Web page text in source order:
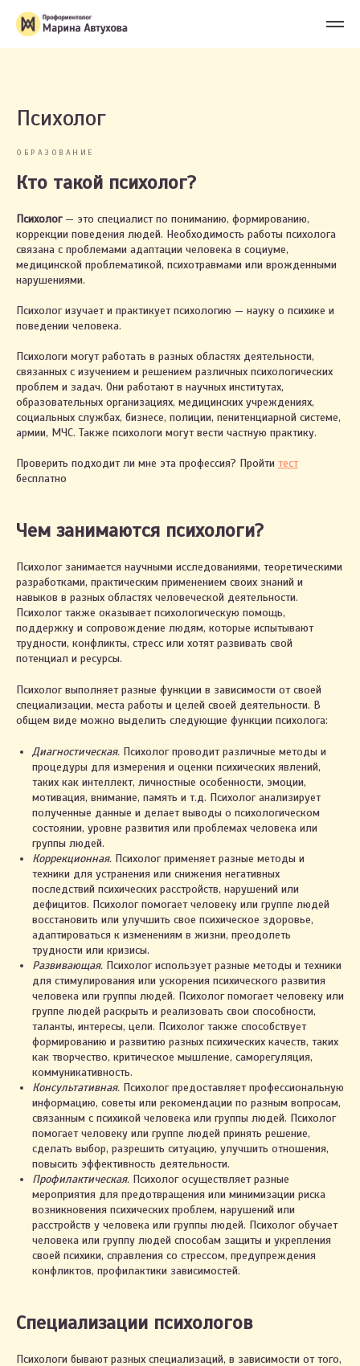
Психолог
ОБРАЗОВАНИЕ
Кто такой психолог?
Психолог— это специалист по пониманию, формированию,
коррекции поведения людей. Необходимость работы психолога
связана с проблемами адаптации человека в социуме,
медицинской проблематикой, психотравмами или врожденными
нарушениями.
Психолог изучает и практикует психологию — науку о психике и
поведении человека.
Психологи могут работать в разных областях деятельности,
связанных с изучением и решением различных психологических
проблем и задач. Они работают в научных институтах,
образовательных организациях, медицинских учреждениях,
социальных службах, бизнесе, полиции, пенитенциарной системе,
армии, МЧС. Также психологи могут вести частную практику.
Проверить подходит ли мне эта профессия? Пройти тест
бесплатно
Чем занимаются психологи?
Психолог занимается научными исследованиями, теоретическими
разработками, практическим применением своих знаний и
навыков в разных областях человеческой деятельности.
Психолог также оказывает психологическую помощь,
поддержку и сопровождение людям, которые испытывают
трудности, конфликты, стресс или хотят развивать свой
потенциал и ресурсы.
Психолог выполняет разные функции в зависимости от своей
специализации, места работы и целей своей деятельности. В
общем виде можно выделить следующие функции психолога:
Диагностическая. Психолог проводит различные методы и
процедуры для измерения и оценки психических явлений,
таких как интеллект, личностные особенности, эмоции,
мотивация, внимание, память и т.д. Психолог анализирует
полученные данные и делает выводы о психологическом
состоянии, уровне развития или проблемах человека или
группы людей.
Коррекционная. Психолог применяет разные методы и
техники для устранения или снижения негативных
последствий психических расстройств, нарушений или
дефицитов. Психолог помогает человеку или группе людей
восстановить или улучшить свое психическое здоровье,
адаптироваться к изменениям в жизни, преодолеть
трудности или кризисы.
Развивающая. Психолог использует разные методы и техники
для стимулирования или ускорения психического развития
человека или группы людей. Психолог помогает человеку или
группе людей раскрыть и реализовать свои способности,
таланты, интересы, цели. Психолог также способствует
формированию и развитию разных психических качеств, таких
как творчество, критическое мышление, саморегуляция,
коммуникативность.
Консультативная. Психолог предоставляет профессиональную
информацию, советы или рекомендации по разным вопросам,
связанным с психикой человека или группы людей. Психолог
помогает человеку или группе людей принять решение,
сделать выбор, разрешить ситуацию, улучшить отношения,
повысить эффективность деятельности.
Профилактическая. Психолог осуществляет разные
мероприятия для предотвращения или минимизации риска
возникновения психических проблем, нарушений или
расстройств у человека или группы людей. Психолог обучает
человека или группу людей способам защиты и укрепления
своей психики, справления со стрессом, предупреждения
конфликтов, профилактики зависимостей.
Специализации психологов
Психологи бывают разных специализаций, в зависимости от того,